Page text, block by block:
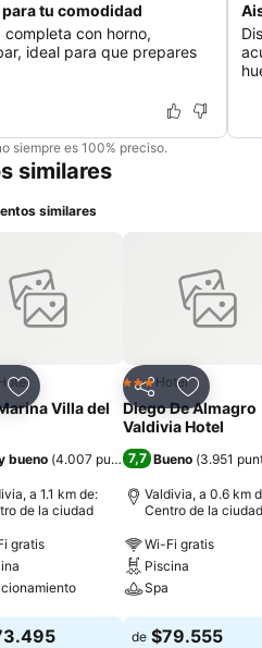
tu comodidad
con horno,
ideal para que prepares
siempre es 100% preciso.
similares
similares
Agregar a favoritos
Villa del
bueno (4.007 puntuaciones)
a 1.1 km de:
de la ciudad
gratis
CompartirAgregar
3 Estrellas
Hotel
Diego De Almagro
Valdivia Hotel
7,7 Bueno (3.951
Valdivia, a 0.6 km
Centro de la ciudad
Wi-Fi gratis
Piscina
Spa
Ver precios
de $79.555